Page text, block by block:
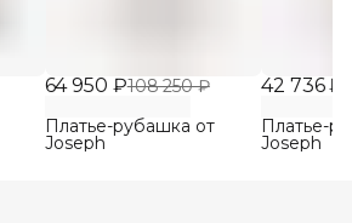
64 950 ₽108 250 ₽
Платье-рубашка от
Joseph
42 736 ₽
Платье-
Joseph